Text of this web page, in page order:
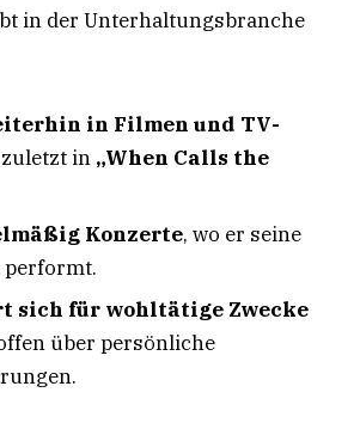
in der Unterhaltungsbranche
in Filmen und TV-
zuletzt in „When Calls the
Konzerte, wo er seine
sich für wohltätige Zwecke
über persönliche